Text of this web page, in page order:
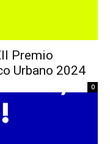
Premio
Urbano 2024
0